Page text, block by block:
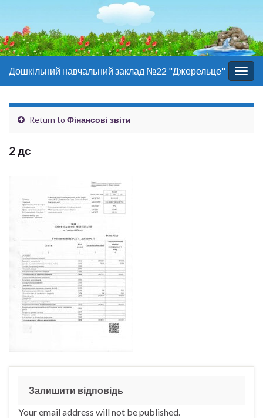
Дошкільний навчальний заклад №22 "Джерельце"
Return to Фінансові звіти
2 дс
Залишити відповідь
Your email address will not be published.